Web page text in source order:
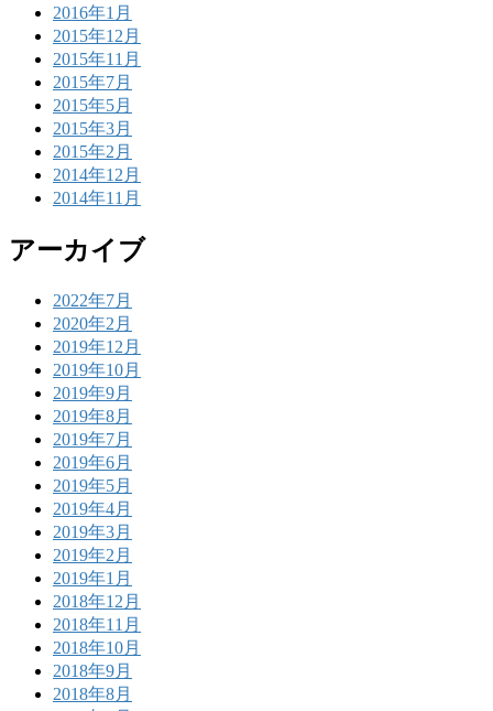
2016年1月
2015年12月
2015年11月
2015年7月
2015年5月
2015年3月
2015年2月
2014年12月
2014年11月
アーカイブ
2022年7月
2020年2月
2019年12月
2019年10月
2019年9月
2019年8月
2019年7月
2019年6月
2019年5月
2019年4月
2019年3月
2019年2月
2019年1月
2018年12月
2018年11月
2018年10月
2018年9月
2018年8月